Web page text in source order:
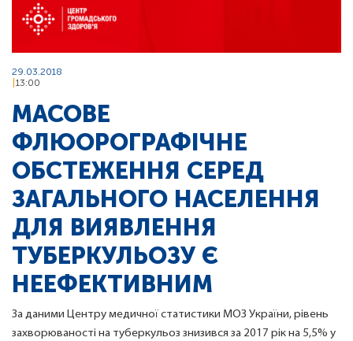
29.03.2018
13:00
МАСОВЕ
ФЛЮОРОГРАФІЧНЕ
ОБСТЕЖЕННЯ СЕРЕД
ЗАГАЛЬНОГО НАСЕЛЕННЯ
ДЛЯ ВИЯВЛЕННЯ
ТУБЕРКУЛЬОЗУ Є
НЕЕФЕКТИВНИМ
За даними Центру медичної статистики МОЗ України, рівень
захворюваності на туберкульоз знизився за 2017 рік на 5,5% у